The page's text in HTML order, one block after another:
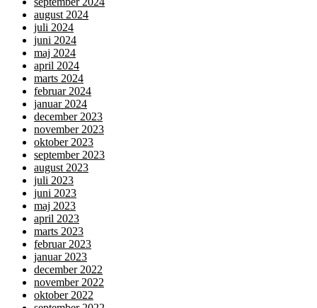
august 2024
juli 2024
juni 2024
maj 2024
april 2024
marts 2024
februar 2024
januar 2024
december 2023
november 2023
oktober 2023
september 2023
august 2023
juli 2023
juni 2023
maj 2023
april 2023
marts 2023
februar 2023
januar 2023
december 2022
november 2022
oktober 2022